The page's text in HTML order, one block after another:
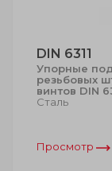
DIN 6311
Упорные
резьбовых
винтов DIN
Сталь
Просмотр